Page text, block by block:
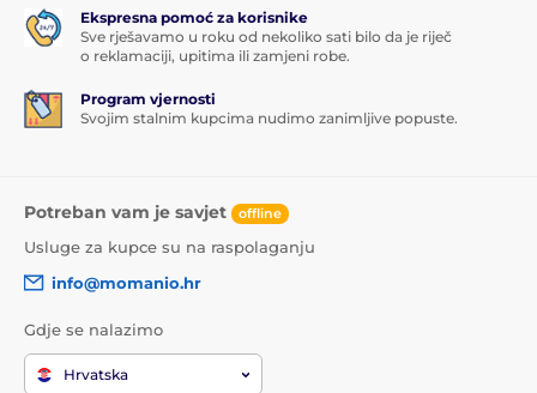
Ekspresna pomoć za korisnike
Sve rješavamo u roku od nekoliko sati bilo da je riječ
o reklamaciji, upitima ili zamjeni robe.
Program vjernosti
Svojim stalnim kupcima nudimo zanimljive popuste.
Potreban vam je savjet offline
Usluge za kupce su na raspolaganju
info@momanio.hr
Gdje se nalazimo
Hrvatska